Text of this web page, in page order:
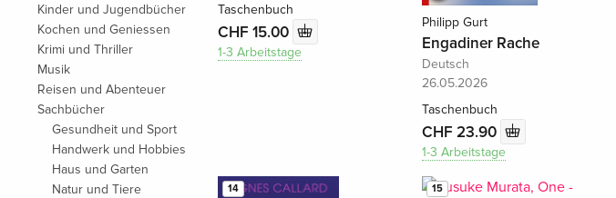
Kinder und Jugendbücher
Kochen und Geniessen
Krimi und Thriller
Musik
Reisen und Abenteuer
Sachbücher
Gesundheit und Sport
Handwerk und Hobbies
Haus und Garten
Natur und Tiere
Taschenbuch
CHF 15.00
1-3 Arbeitstage
Philipp Gurt
Engadiner Rache
Deutsch
26.05.2026
Taschenbuch
CHF 23.90
1-3 Arbeitstage
14 15